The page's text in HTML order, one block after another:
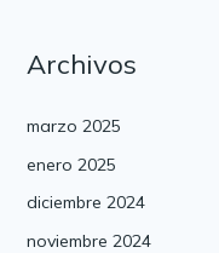
Archivos
marzo 2025
enero 2025
diciembre 2024
noviembre 2024